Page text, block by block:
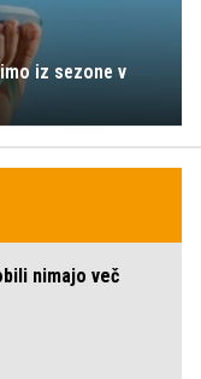
iz sezone v
nimajo več